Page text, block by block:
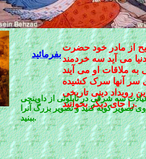
از مادر خود حضرت
می آید سه خردمند
سر آنها سرک کشیده
رویداد دینی تاریخی
را جای دیگر بخوانید.
بفرمائید
سه شرقی در تابلوئی از داوینچی
تصویر کوبه کنید و تصویر بزرگ آنرا
ببنید.